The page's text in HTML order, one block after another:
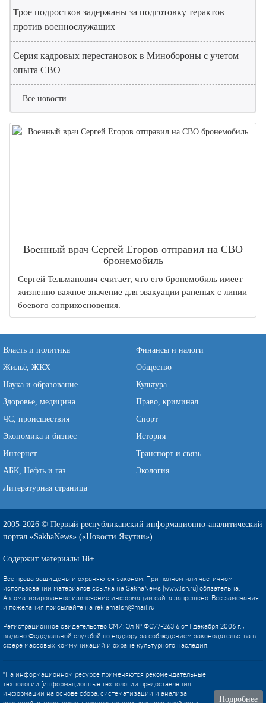
Трое подростков задержаны за подготовку терактов
против военнослужащих
Серия кадровых перестановок в Минобороны с учетом
опыта СВО
Все новости
Военный врач Сергей Егоров отправил на СВО
бронемобиль
Сергей Тельманович считает, что его бронемобиль имеет
жизненно важное значение для эвакуации раненых с линии
боевого соприкосновения.
Власть и политика
Финансы и налоги
Жильё, ЖКХ
Общество
Наука и образование
Культура
Здоровье, медицина
Право, криминал
ЧС, происшествия
Спорт
Экономика и бизнес
История
Интернет
Транспорт и связь
АБК, Нефть и газ
Экология
Литературная страница
2005-2026 © Первый республиканский информационно-аналитический
портал «SakhaNews» («Новости Якутии»)
Содержит материалы 18+
Все права защищены и охраняются законом. При полном или частичном
использовании материалов ссылка на SakhaNews (www.1sn.ru) обязательна.
Автоматизированное извлечение информации сайта запрещено. Все замечания
и пожелания присылайте на reklama1sn@mail.ru
Регистрационное свидетельство СМИ: Эл № ФС77-26316 от 1 декабря 2006 г. ,
выдано Федедальной службой по надзору за соблюдением законодательства в
сфере массовых коммуникаций и охране культурного наследия.
"На информационном ресурсе применяются рекомендательные
технологии (информационные технологии предоставления
информации на основе сбора, систематизации и анализа
Подробнее